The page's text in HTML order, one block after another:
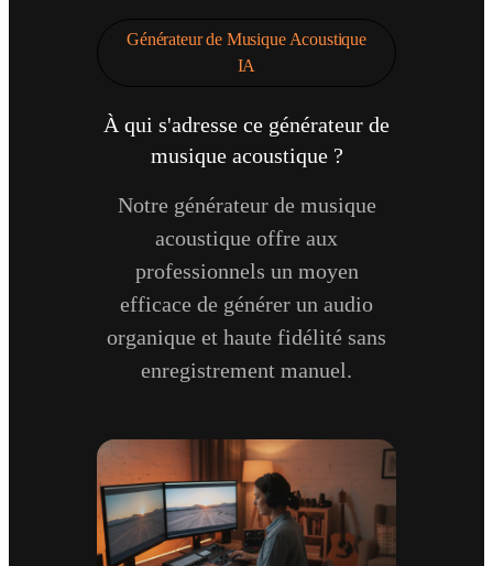
Générateur de Musique Acoustique
IA
À qui s'adresse ce générateur de
musique acoustique ?
Notre générateur de musique
acoustique offre aux
professionnels un moyen
efficace de générer un audio
organique et haute fidélité sans
enregistrement manuel.